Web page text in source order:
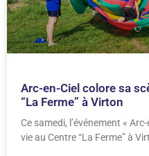
Arc-en-Ciel colore sa
“La Ferme” à Virton
Ce samedi, l’événement «
vie au Centre “La Ferme” à